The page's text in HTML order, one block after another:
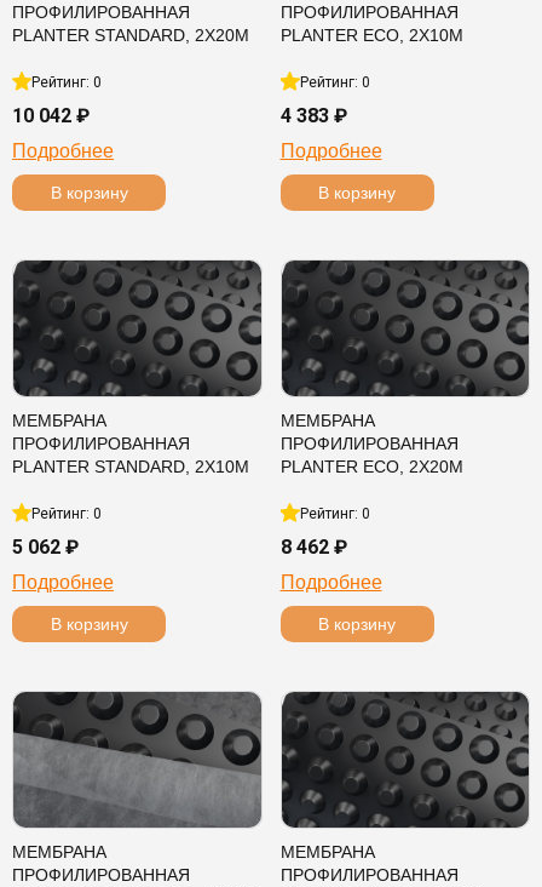
ПРОФИЛИРОВАННАЯ
PLANTER STANDARD, 2Х20М
Рейтинг: 0
10 042 ₽
Подробнее
В корзину
ПРОФИЛИРОВАННАЯ
PLANTER ECO, 2Х10М
Рейтинг: 0
4 383 ₽
Подробнее
В корзину
МЕМБРАНА
ПРОФИЛИРОВАННАЯ
PLANTER STANDARD, 2Х10М
Рейтинг: 0
5 062 ₽
Подробнее
В корзину
МЕМБРАНА
ПРОФИЛИРОВАННАЯ
PLANTER ECO, 2Х20М
Рейтинг: 0
8 462 ₽
Подробнее
В корзину
МЕМБРАНА
ПРОФИЛИРОВАННАЯ
МЕМБРАНА
ПРОФИЛИРОВАННАЯ